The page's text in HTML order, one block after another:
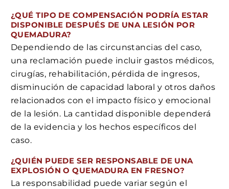
¿QUÉ TIPO DE COMPENSACIÓN PODRÍA ESTAR
DISPONIBLE DESPUÉS DE UNA LESIÓN POR
QUEMADURA?
Dependiendo de las circunstancias del caso,
una reclamación puede incluir gastos médicos,
cirugías, rehabilitación, pérdida de ingresos,
disminución de capacidad laboral y otros daños
relacionados con el impacto físico y emocional
de la lesión. La cantidad disponible dependerá
de la evidencia y los hechos específicos del
caso.
¿QUIÉN PUEDE SER RESPONSABLE DE UNA
EXPLOSIÓN O QUEMADURA EN FRESNO?
La responsabilidad puede variar según el